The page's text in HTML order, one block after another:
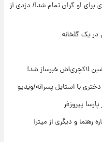
قیمت طلا ۱۸عیار امروز شنبه ۱۷ مرداد ۱۴۰۵
برای او گران تمام شد!/ دزدی از
در یک گلخانه
لاکچری‌اش خبرساز شد!
با استایل پسرانه/ویدیو
پیروزفر
رهنما و دیگری از میترا